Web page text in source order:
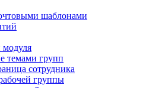
шаблонами
модуля
темами групп
сотрудника
группы